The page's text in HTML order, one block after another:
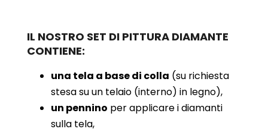
IL NOSTRO SET DI PITTURA DIAMANTE
CONTIENE:
una tela a base di colla (su richiesta
stesa su un telaio (interno) in legno),
un pennino per applicare i diamanti
sulla tela,